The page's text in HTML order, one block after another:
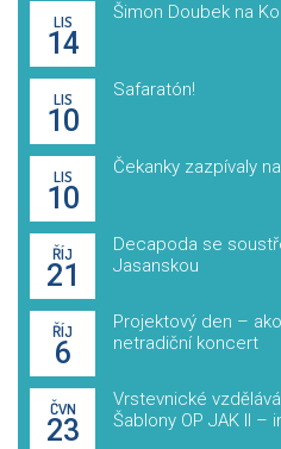
LIS
14
Šimon Doubek na
LIS
10
Safaratón!
LIS
10
Čekanky zazpívaly
ŘÍJ
21
Decapoda se
Jasanskou
ŘÍJ
6
Projektový den –
netradiční koncert
ČVN
23
Vrstevnické
Šablony OP JAK II –